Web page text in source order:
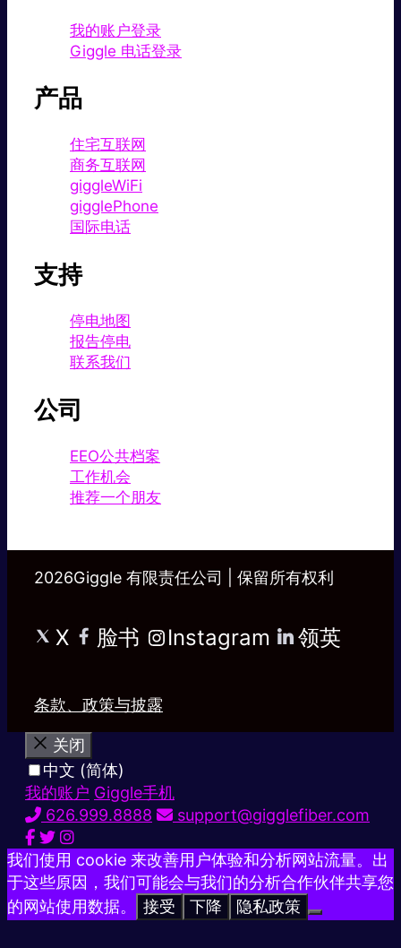
我的账户登录
Giggle 电话登录
产品
住宅互联网
商务互联网
giggleWiFi
gigglePhone
国际电话
支持
停电地图
报告停电
联系我们
公司
EEO公共档案
工作机会
推荐一个朋友
2026Giggle 有限责任公司 | 保留所有权利
X 脸书 Instagram 领英
条款、政策与披露
关闭
中文 (简体)
我的账户 Giggle手机
626.999.8888
support@gigglefiber.com
我们使用 cookie 来改善用户体验和分析网站流量。出
于这些原因，我们可能会与我们的分析合作伙伴共享您
的网站使用数据。
接受 下降 隐私政策